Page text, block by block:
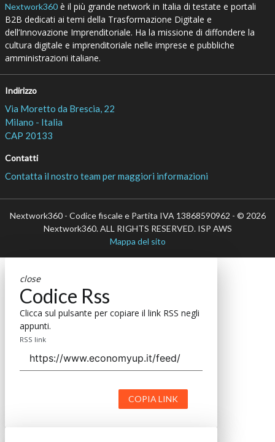
Nextwork360è il più grande network in Italia di testate e portali
B2B dedicati ai temi della Trasformazione Digitale e
dell’Innovazione Imprenditoriale. Ha la missione di diffondere la
cultura digitale e imprenditoriale nelle imprese e pubbliche
amministrazioni italiane.
Indirizzo
Via Moretto da Brescia, 22
Milano - Italia
CAP 20133
Contatti
Contatta il nostro team per maggiori informazioni
Nextwork360 - Codice fiscale e Partita IVA 13868590962 - © 2026
Nextwork360. ALL RIGHTS RESERVED. ISP AWS
Mappa del sito
close
Codice Rss
Clicca sul pulsante per copiare il link RSS negli
appunti.
RSS link
COPIA LINK